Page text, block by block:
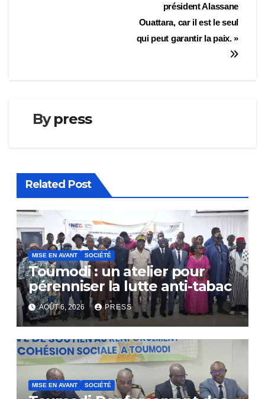
président Alassane
Ouattara, car il est le seul
qui peut garantir la paix. »
Bypress
Related Post
MISE EN AVANT SOCIÉTÉ
Toumodi : un atelier pour
pérenniser la lutte anti-tabac
AOÛT 6, 2026 PRESS
MISE EN AVANT SOCIÉTÉ